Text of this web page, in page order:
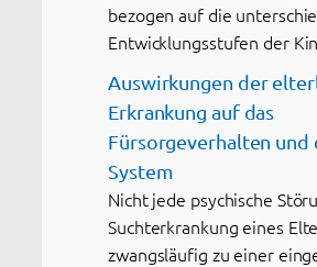
bezogen auf die
Entwicklungsstufen der
Auswirkungen der
Erkrankung auf das
Fürsorgeverhalten und
System
Nicht jede psychische
Suchterkrankung eines
zwangsläufig zu einer